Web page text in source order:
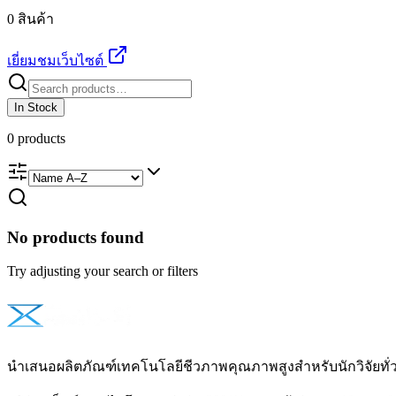
0 สินค้า
เยี่ยมชมเว็บไซต์
In Stock
0 products
No products found
Try adjusting your search or filters
นำเสนอผลิตภัณฑ์เทคโนโลยีชีวภาพคุณภาพสูงสำหรับนักวิจัยทั่